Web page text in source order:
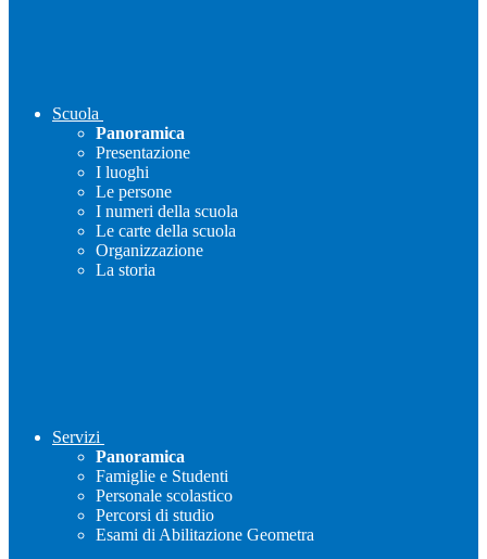
Scuola
Panoramica
Presentazione
I luoghi
Le persone
I numeri della scuola
Le carte della scuola
Organizzazione
La storia
Servizi
Panoramica
Famiglie e Studenti
Personale scolastico
Percorsi di studio
Esami di Abilitazione Geometra